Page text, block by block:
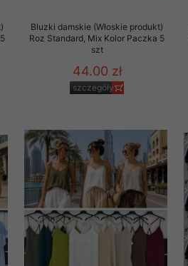
Bluzki damskie (Włoskie produkt)
Roz Standard, Mix Kolor Paczka 5
szt
44.00 zł
szczegóły
przez nas linka
i nowościach w
danych